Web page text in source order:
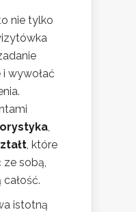
nie tylko
wywołać
, które
sobą,
istotną